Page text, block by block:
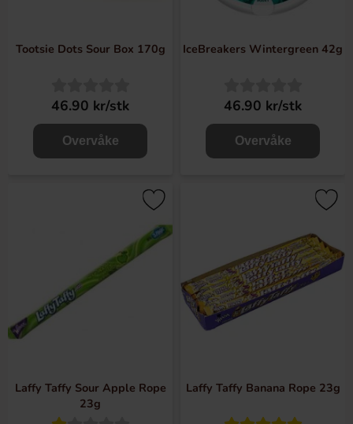
Tootsie Dots Sour Box 170g
46.90 kr/stk
Overvåke
IceBreakers Wintergreen 42g
46.90 kr/stk
Overvåke
Laffy Taffy Sour Apple Rope
23g
Laffy Taffy Banana Rope 23g